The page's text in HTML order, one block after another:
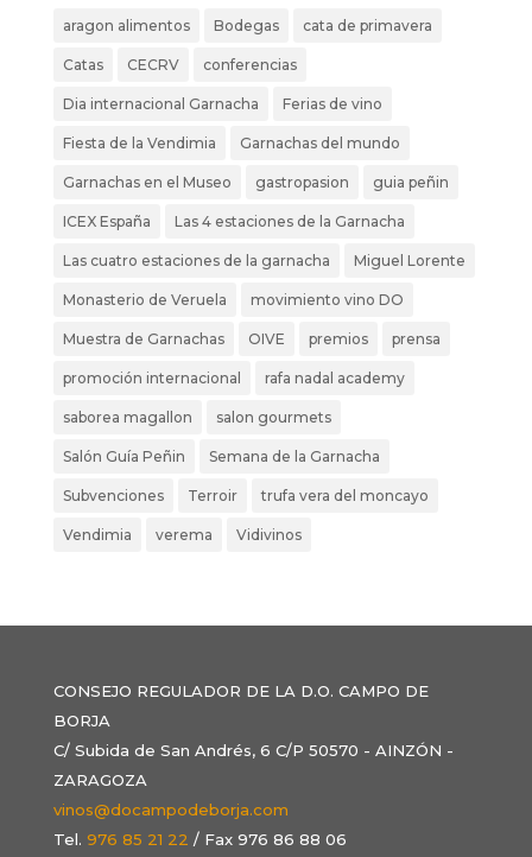
aragon alimentos Bodegas cata de primavera
Catas CECRV conferencias
Dia internacional Garnacha Ferias de vino
Fiesta de la Vendimia Garnachas del mundo
Garnachas en el Museo gastropasion guia peñin
ICEX España Las 4 estaciones de la Garnacha
Las cuatro estaciones de la garnacha Miguel Lorente
Monasterio de Veruela movimiento vino DO
Muestra de Garnachas OIVE premios prensa
promoción internacional rafa nadal academy
saborea magallon salon gourmets
Salón Guía Peñin Semana de la Garnacha
Subvenciones Terroir trufa vera del moncayo
Vendimia verema Vidivinos
CONSEJO REGULADOR DE LA D.O. CAMPO DE
BORJA
C/ Subida de San Andrés, 6 C/P 50570 - AINZÓN -
ZARAGOZA
vinos@docampodeborja.com
Tel. 976 85 21 22 / Fax 976 86 88 06